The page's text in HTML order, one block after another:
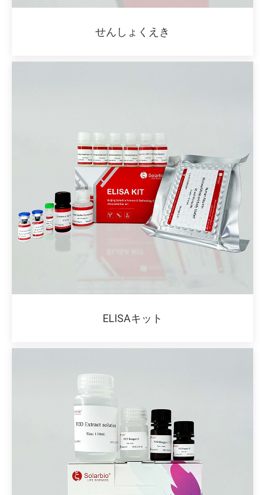
せんしょくえき
ELISAキット